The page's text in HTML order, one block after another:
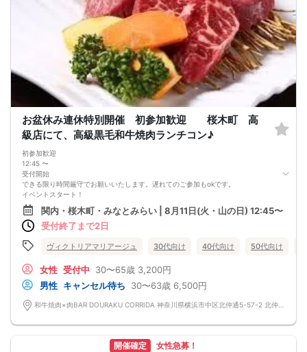
お盆休み連休特別開催 初参加歓迎 桜木町 高
級店にて、高級黒毛和牛焼肉ランチコン♪
初参加歓迎
12:45 〜
受付開始
できる限り時間厳守でお願いいたします。遅れてのご参加もokです。
イベントスタート！
乾杯を行います。自己紹介から食事後に 人数に応じて、席がえを途中で行って行
きます。席替えのタイミングで連絡先交換タイムを☆
14:00
本日の出会いをこれからも大切にしていただけたら嬉しいです。
で楽しめます!!
国産の牛肉
とても柔らかく美味しいです！！ 黒毛和牛カルビ 黒毛和牛ロース 黒和牛牛丼重
茶・緑茶 ・ペプシコーラ・ジンジャーエール・ホワイトウォーター・ホワイトソ
ご提供にお時間をいただく場合もございます。焼肉になり各自で焼いていただく
関内・桜木町・みなとみらい | 8月11日(火・山の日) 12:45〜
受付終了まで2日
ヴィクトリアマリアージュ 30代向け 40代向け 50代向け
女性 受付中 30〜65歳 3,200円
男性 キャンセル待ち 30〜63歳 6,500円
開催確定 女性急募！